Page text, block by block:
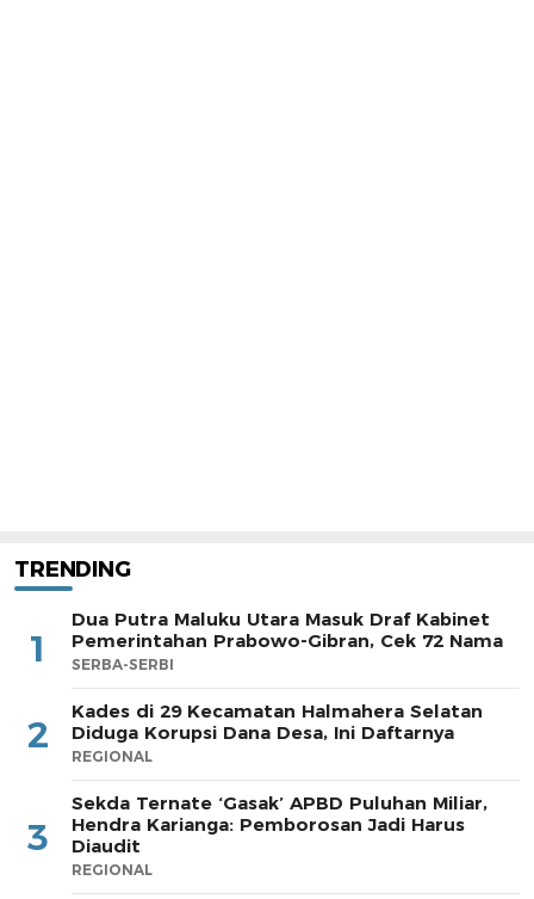
TRENDING
1
Dua Putra Maluku Utara Masuk Draf Kabinet
Pemerintahan Prabowo-Gibran, Cek 72 Nama
SERBA-SERBI
2
Kades di 29 Kecamatan Halmahera Selatan
Diduga Korupsi Dana Desa, Ini Daftarnya
REGIONAL
3
Sekda Ternate ‘Gasak’ APBD Puluhan Miliar,
Hendra Karianga: Pemborosan Jadi Harus
Diaudit
REGIONAL